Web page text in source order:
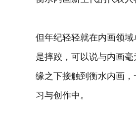
但年纪轻轻就在内画领域
是摔跤，可以说与内画
缘之下接触到衡水内画
习与创作中。